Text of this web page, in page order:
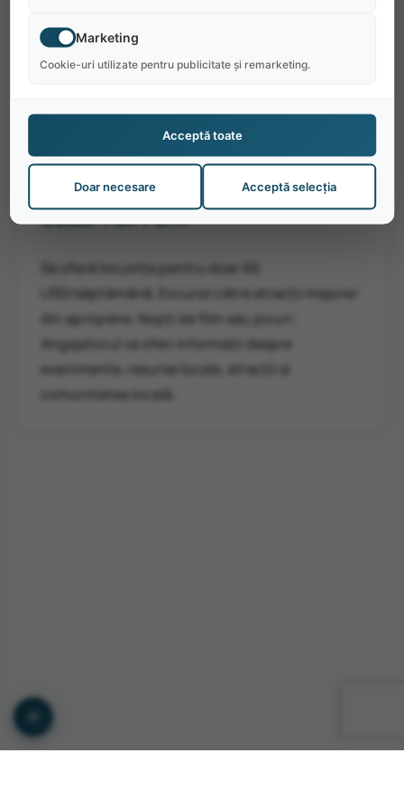
deschise doar în weekend, astfel încât studenții
internaționali au timp să călătorească în orașe
De ce să alegi Worlds of Fun a
Cedar Fair Park:
Se oferă locuințe pentru doar 65
USD/săptămână; Excursii către atracții majore/
din apropiere; Nopți de film sau jocuri;
Angajatorul va oferi informații despre
evenimente, resurse locale, atracții și
comunitatea locală.
Marketing
Cookie-uri utilizate pentru publicitate și remarketing.
Doar necesare Acceptă selecția
Acceptă toate